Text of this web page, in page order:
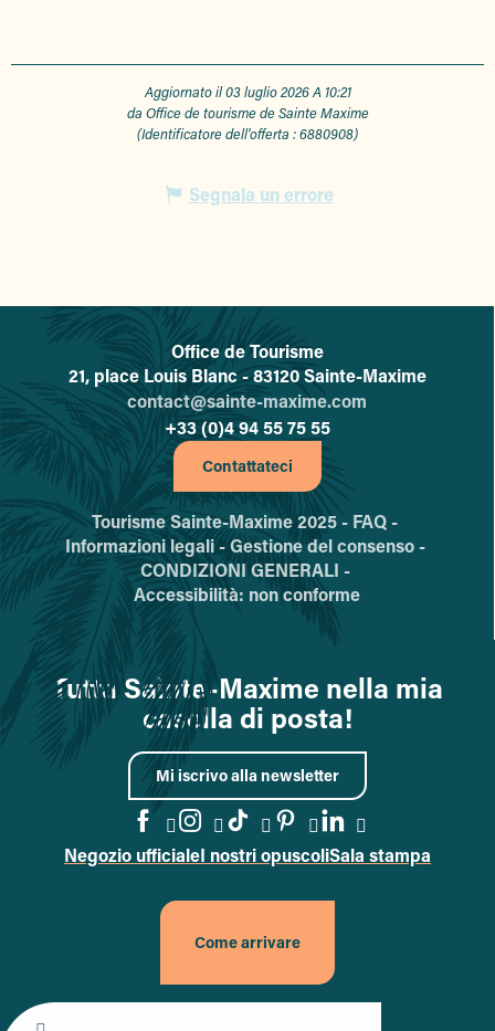
Aggiornato il 03 luglio 2026 A 10:21
da Office de tourisme de Sainte Maxime
(Identificatore dell'offerta :6880908)
Segnala un errore
L'office de tourisme de Sainte-
Office de Tourisme
21, place Louis Blanc - 83120 Sainte-Maxime
contact@sainte-maxime.com
+33 (0)4 94 55 75 55
Contattateci
Tourisme Sainte-Maxime 2025 - FAQ -
Informazioni legali -Gestione del consenso -
CONDIZIONI GENERALI -
Accessibilità: non conforme
Tutta Sainte-Maxime nella mia
casella di posta!
Mi iscrivo alla newsletter
Vai alla pagina Facebook
Vai alla pagina Instagram
Vai alla pagina TikTok
Vai alla pagina
Accedi alla
Negozio ufficialeI nostri opuscoliSala stampa
Come arrivare